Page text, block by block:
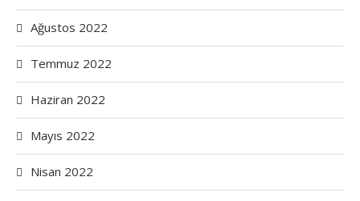
Ağustos 2022
Temmuz 2022
Haziran 2022
Mayıs 2022
Nisan 2022